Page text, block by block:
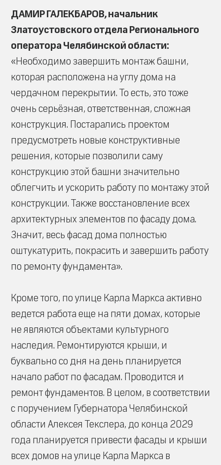
ДАМИР ГАЛЕКБАРОВ, начальник
Златоустовского отдела Регионального
оператора Челябинской области:
«Необходимо завершить монтаж башни,
которая расположена на углу дома на
чердачном перекрытии. То есть, это тоже
очень серьёзная, ответственная, сложная
конструкция. Постарались проектом
предусмотреть новые конструктивные
решения, которые позволили саму
конструкцию этой башни значительно
облегчить и ускорить работу по монтажу этой
конструкции. Также восстановление всех
архитектурных элементов по фасаду дома.
Значит, весь фасад дома полностью
оштукатурить, покрасить и завершить работу
по ремонту фундамента».
Кроме того, по улице Карла Маркса активно
ведется работа еще на пяти домах, которые
не являются объектами культурного
наследия. Ремонтируются крыши, и
буквально со дня на день планируется
начало работ по фасадам. Проводится и
ремонт фундаментов. В целом, в соответствии
с поручением Губернатора Челябинской
области Алексея Текслера, до конца 2029
года планируется привести фасады и крыши
всех домов на улице Карла Маркса в